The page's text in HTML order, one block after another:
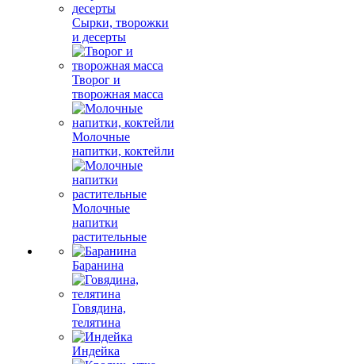
Сырки, творожки
и десерты
Творог и
творожная масса
Молочные
напитки, коктейли
Молочные
напитки
растительные
Баранина
Говядина,
телятина
Индейка